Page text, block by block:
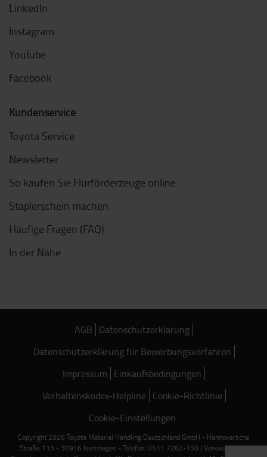
LinkedIn
Instagram
YouTube
Facebook
Kundenservice
Toyota Service
Newsletter
So kaufen Sie Flurförderzeuge online
Staplerschein machen
Häufige Fragen (FAQ)
In der Nähe
AGB Datenschutzerklärung
Datenschutzerklärung für Bewerbungsverfahren
Impressum Einkaufsbedingungen
Verhaltenskodex-Helpline Cookie-Richtlinie
Cookie-Einstellungen
Copyright 2026 Toyota Material Handling Deutschland GmbH - Hannoversche
Straße 113 - 30916 Isernhagen - Telefon: 0511 7262-150 | Verkauf nur an